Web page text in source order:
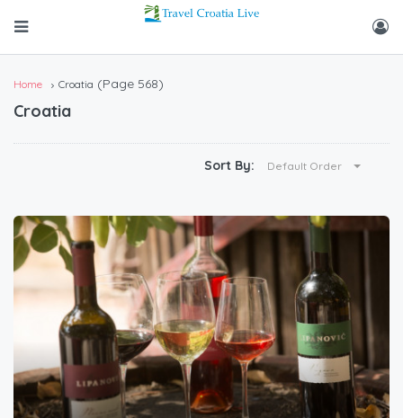
Home Croatia (Page 568)
Croatia
Sort By: Default Order